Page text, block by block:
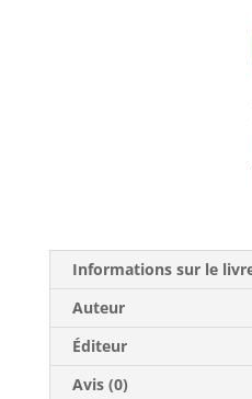
Informations sur le
Auteur
Éditeur
Avis (0)